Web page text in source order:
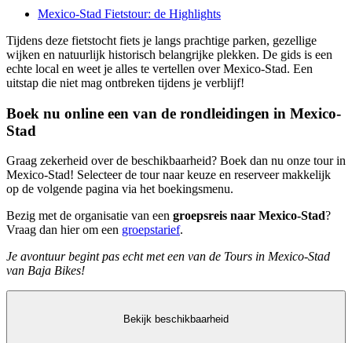
Mexico-Stad Fietstour: de Highlights
Tijdens deze fietstocht fiets je langs prachtige parken, gezellige
wijken en natuurlijk historisch belangrijke plekken. De gids is een
echte local en weet je alles te vertellen over Mexico-Stad. Een
uitstap die niet mag ontbreken tijdens je verblijf!
Boek nu online een van de rondleidingen in Mexico-
Stad
Graag zekerheid over de beschikbaarheid? Boek dan nu onze tour in
Mexico-Stad! Selecteer de tour naar keuze en reserveer makkelijk
op de volgende pagina via het boekingsmenu.
Bezig met de organisatie van een groepsreis naar Mexico-Stad?
Vraag dan hier om een groepstarief.
Je avontuur begint pas echt met een van de Tours in Mexico-Stad
van Baja Bikes!
Bekijk beschikbaarheid